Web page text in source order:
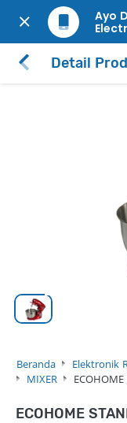
Ayo
Detail
Beranda Elektronik
MIXER
ECOHOME